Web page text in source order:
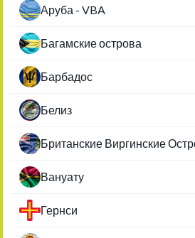
Аруба - VBA
Багамские острова
Барбадос
Белиз
Британские Виргинские
Вануату
Гернси